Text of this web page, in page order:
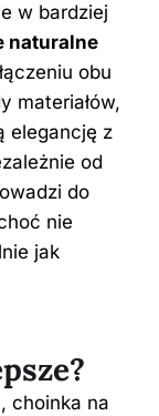
w bardziej
naturalne
obu
materiałów,
elegancję z
od
do
nie
jak
choinka na